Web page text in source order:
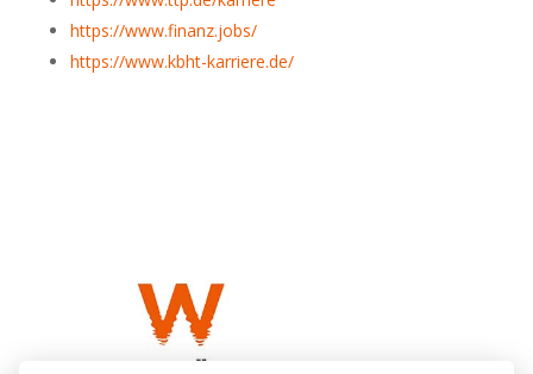
https://www.finanz.jobs/
https://www.kbht-karriere.de/